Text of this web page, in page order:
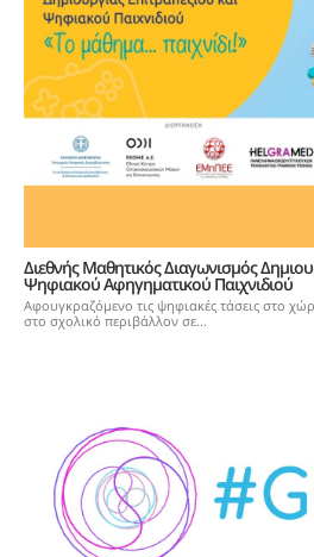
Διεθνής Μαθητικός Διαγωνισμός
Ψηφιακού Αφηγηματικού Παιχνιδιού
Αφουγκραζόμενο τις ψηφιακές τάσεις στο
στο σχολικό περιβάλλον σε...